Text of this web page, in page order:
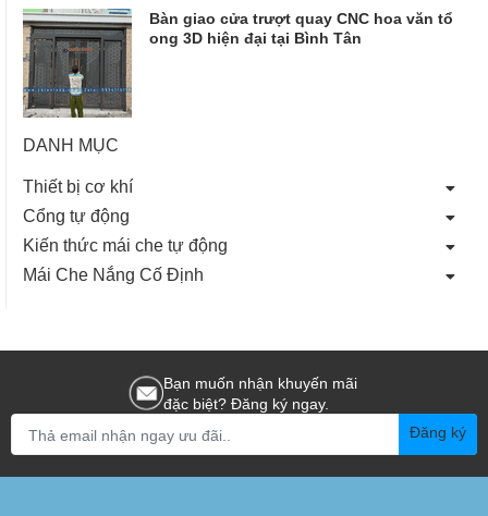
Bàn giao cửa trượt quay CNC hoa văn tổ
ong 3D hiện đại tại Bình Tân
DANH MỤC
Thiết bị cơ khí
Cổng tự động
Kiến thức mái che tự động
Mái Che Nắng Cố Định
Bạn muốn nhận khuyến mãi
đặc biệt? Đăng ký ngay.
Đăng ký